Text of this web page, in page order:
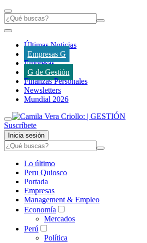
Últimas Noticias
Empresas G
Empresas
G de Gestión
Finanzas Personales
Newsletters
Mundial 2026
Suscríbete
Inicia sesión
Lo último
Peru Quiosco
Portada
Empresas
Management & Empleo
Economía
Mercados
Perú
Política